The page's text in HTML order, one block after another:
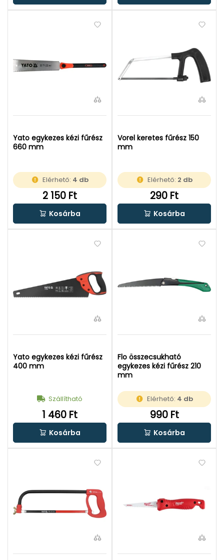
Yato egykezes kézi fűrész
660 mm
Elérhető: 4 db
2 150 Ft
Kosárba
Vorel keretes fűrész 150
mm
Elérhető: 2 db
290 Ft
Kosárba
Yato egykezes kézi fűrész
400 mm
Szállítható
1 460 Ft
Kosárba
Flo összecsukható
egykezes kézi fűrész 210
mm
Elérhető: 4 db
990 Ft
Kosárba